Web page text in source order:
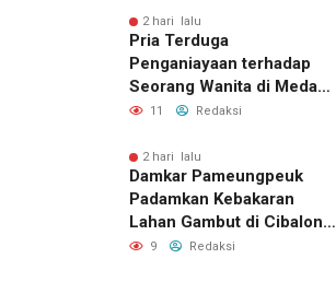
2 hari lalu
Pria Terduga
Penganiayaan terhadap
Seorang Wanita di Medan
Ditangkap Polisi
11 Redaksi
2 hari lalu
Damkar Pameungpeuk
Padamkan Kebakaran
Lahan Gambut di Cibalong,
Permukiman Warga
9 Redaksi